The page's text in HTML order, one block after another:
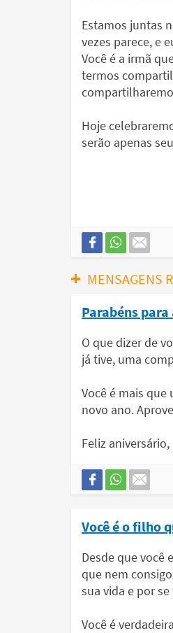
Estamos juntas
vezes parece, e
Você é a irmã
termos
Hoje
serão apenas
MENSAGENS
Parabéns
O que dizer de
já tive, uma
Você é mais
novo ano.
Feliz
Você é o filho
Desde que você
que nem
sua vida e por
Você é